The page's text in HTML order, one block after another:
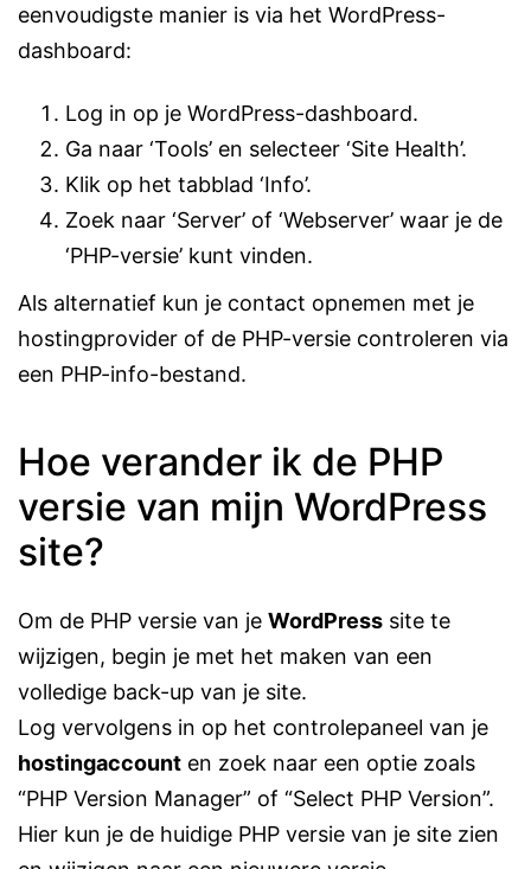
eenvoudigste manier is via het WordPress-
dashboard:
Log in op je WordPress-dashboard.
Ga naar ‘Tools’ en selecteer ‘Site Health’.
Klik op het tabblad ‘Info’.
Zoek naar ‘Server’ of ‘Webserver’ waar je de
‘PHP-versie’ kunt vinden.
Als alternatief kun je contact opnemen met je
hostingprovider of de PHP-versie controleren via
een PHP-info-bestand.
Hoe verander ik de PHP
versie van mijn WordPress
site?
Om de PHP versie van je WordPress site te
wijzigen, begin je met het maken van een
volledige back-up van je site.
Log vervolgens in op het controlepaneel van je
hostingaccount en zoek naar een optie zoals
“PHP Version Manager” of “Select PHP Version”.
Hier kun je de huidige PHP versie van je site zien